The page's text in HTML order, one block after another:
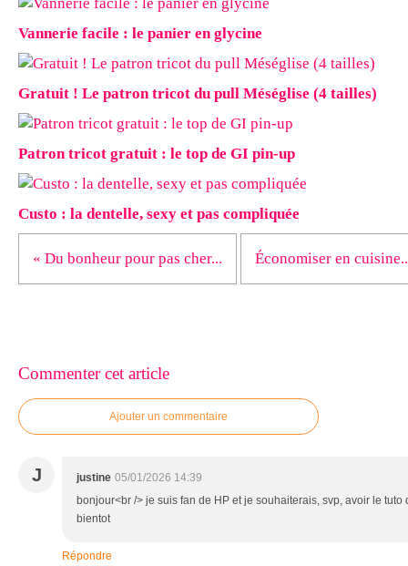
Vannerie facile : le panier en glycine
Gratuit ! Le patron tricot du pull Méséglise (4 tailles)
Patron tricot gratuit : le top de GI pin-up
Custo : la dentelle, sexy et pas compliquée
« Du bonheur pour pas cher... Économiser en
Commenter cet article
Ajouter un commentaire
J justine 05/01/2026 14:39
bonjour<br /> je suis fan de HP et je souhaiterais, svp, avoir le tuto
bientot
Répondre